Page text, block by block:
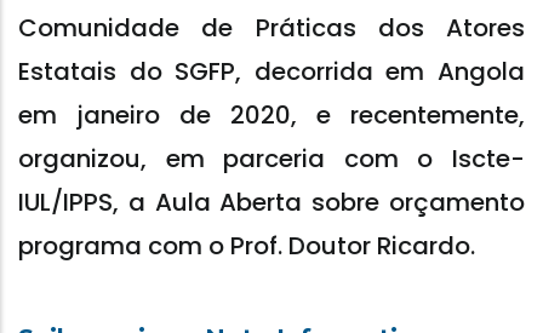
Comunidade de Práticas dos Atores
Estatais do SGFP, decorrida em Angola
em janeiro de 2020, e recentemente,
organizou, em parceria com o Iscte-
IUL/IPPS, a Aula Aberta sobre orçamento
programa com o Prof. Doutor Ricardo.